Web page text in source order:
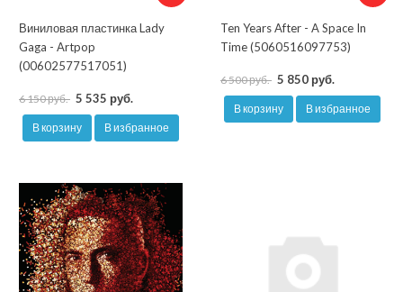
Виниловая пластинка Lady
Gaga - Artpop
(00602577517051)
6 150 руб. 5 535 руб.
В корзину В избранное
Ten Years After - A Space In
Time (5060516097753)
6 500 руб. 5 850 руб.
В корзину В избранное